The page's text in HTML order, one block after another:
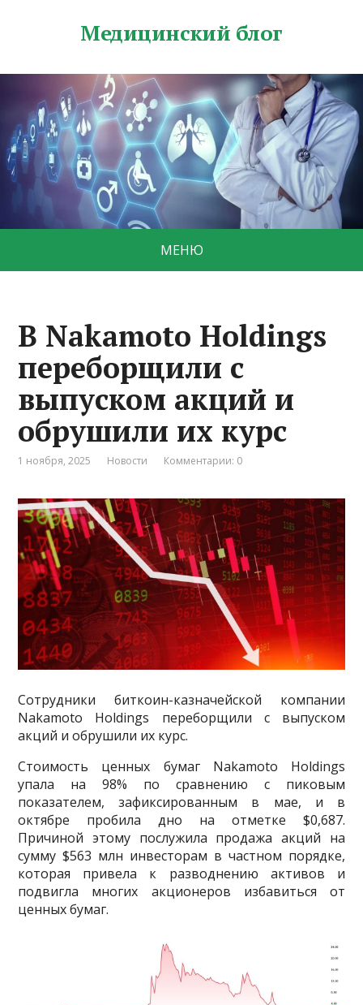
Медицинский блог
МЕНЮ
В Nakamoto Holdings
переборщили с
выпуском акций и
обрушили их курс
1 ноября, 2025 Новости Комментарии: 0
Сотрудники биткоин-казначейской компании
Nakamoto Holdings переборщили с выпуском
акций и обрушили их курс.
Стоимость ценных бумаг Nakamoto Holdings
упала на 98% по сравнению с пиковым
показателем, зафиксированным в мае, и в
октябре пробила дно на отметке $0,687.
Причиной этому послужила продажа акций на
сумму $563 млн инвесторам в частном порядке,
которая привела к разводнению активов и
подвигла многих акционеров избавиться от
ценных бумаг.